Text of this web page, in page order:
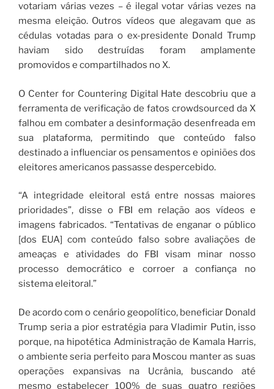
votariam várias vezes – é ilegal votar várias vezes na
mesma eleição. Outros vídeos que alegavam que as
cédulas votadas para o ex-presidente Donald Trump
haviam sido destruídas foram amplamente
promovidos e compartilhados no X.
O Center for Countering Digital Hate descobriu que a
ferramenta de verificação de fatos crowdsourced da X
falhou em combater a desinformação desenfreada em
sua plataforma, permitindo que conteúdo falso
destinado a influenciar os pensamentos e opiniões dos
eleitores americanos passasse despercebido.
“A integridade eleitoral está entre nossas maiores
prioridades”, disse o FBI em relação aos vídeos e
imagens fabricados. “Tentativas de enganar o público
[dos EUA] com conteúdo falso sobre avaliações de
ameaças e atividades do FBI visam minar nosso
processo democrático e corroer a confiança no
sistema eleitoral.”
De acordo com o cenário geopolítico, beneficiar Donald
Trump seria a pior estratégia para Vladimir Putin, isso
porque, na hipotética Administração de Kamala Harris,
o ambiente seria perfeito para Moscou manter as suas
operações expansivas na Ucrânia, buscando até
mesmo estabelecer 100% de suas quatro regiões